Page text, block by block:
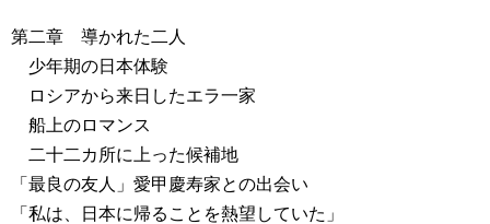
第二章 導かれた二人
少年期の日本体験
ロシアから来日したエラ一家
船上のロマンス
二十二カ所に上った候補地
「最良の友人」愛甲慶寿家との出会い
「私は、日本に帰ることを熱望していた」